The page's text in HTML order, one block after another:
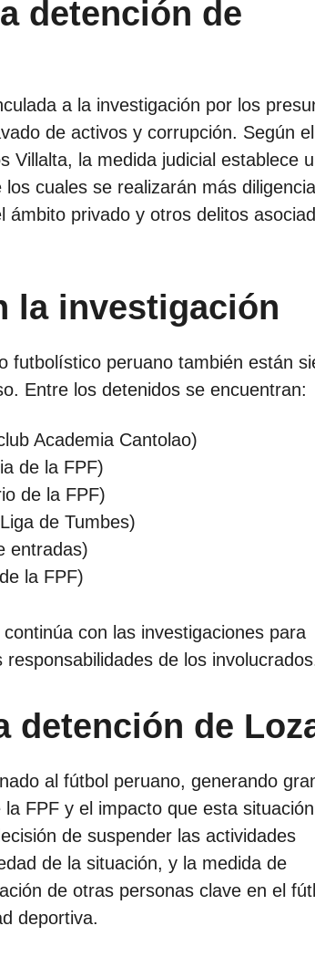
detención de
a la investigación por los
de activos y corrupción. Según el
Villalta, la medida judicial establece
cuales se realizarán más
privado y otros delitos
la investigación
futbolístico peruano también están
Entre los detenidos se encuentran:
Academia Cantolao)
de la FPF)
de la FPF)
de Tumbes)
entradas)
la FPF)
con las investigaciones para
de los
detención de
al fútbol peruano, generando
FPF y el impacto que esta situación
de suspender las actividades
de la situación, y la medida de
de otras personas clave en el
deportiva.